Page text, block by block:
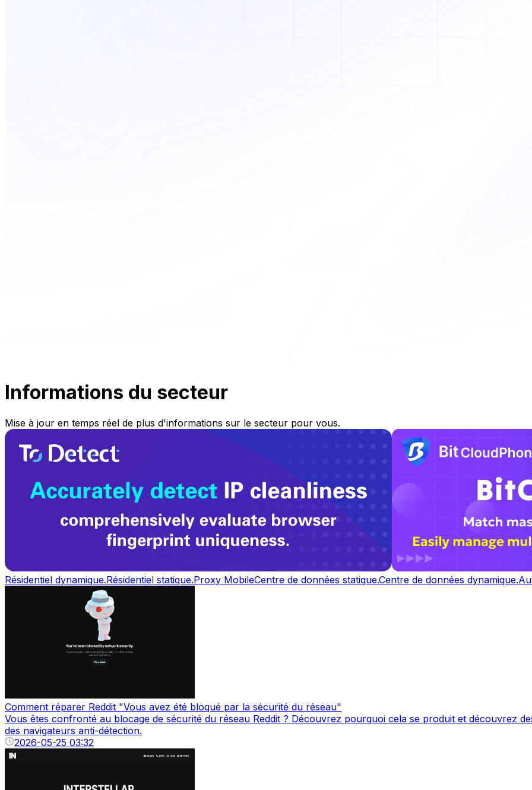
Informations du secteur
Mise à jour en temps réel de plus d'informations sur le secteur pour vous.
Résidentiel dynamique.Résidentiel statique.Proxy MobileCentre de données statique.Centre de données dynamique.
Comment réparer Reddit "Vous avez été bloqué par la sécurité du réseau"
Vous êtes confronté au blocage de sécurité du réseau Reddit ? Découvrez pourquoi cela se produit et découvrez
des navigateurs anti-détection.
2026-05-25 03:32